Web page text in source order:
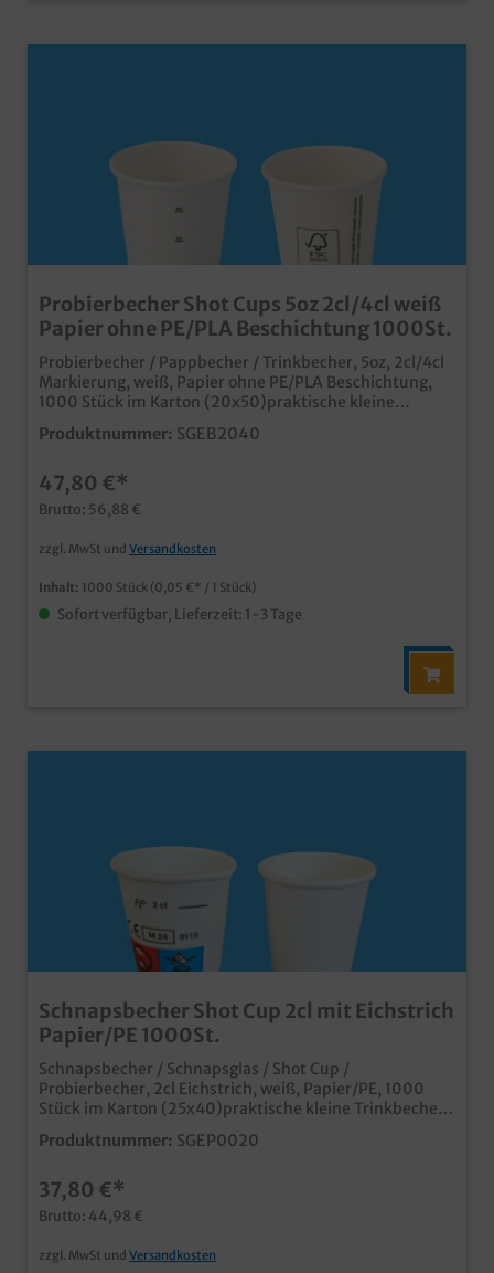
Probierbecher Shot Cups 5oz 2cl/4cl weiß
Papier ohne PE/PLA Beschichtung 1000St.
Probierbecher / Pappbecher / Trinkbecher, 5oz, 2cl/4cl
Markierung, weiß, Papier ohne PE/PLA Beschichtung,
1000 Stück im Karton (20x50)praktische kleine
Trinkbecher für Verkostungen, Probieraktionen oder
den Getränkeverkaufplastiksparend aus Papier mit
BeschichtungPapier aus nachhaltiger
Forstwirtschaftneutrales weiß, aber auch individuell
bedruckbar für Ihr Marketing
Produktnummer: SGEB2040
47,80 €*
Brutto: 56,88 €
zzgl. MwSt und Versandkosten
Inhalt: 1000 Stück (0,05 €* / 1 Stück)
Sofort verfügbar, Lieferzeit: 1-3 Tage
Schnapsbecher Shot Cup 2cl mit Eichstrich
Papier/PE 1000St.
Schnapsbecher / Schnapsglas / Shot Cup /
Probierbecher, 2cl Eichstrich, weiß, Papier/PE, 1000
Stück im Karton (25x40)praktische kleine Trinkbecher
für Verkostungen, Probieraktionen oder den
Spirituosenverkaufplastiksparend aus Papier mit PE
Logoneutrales weiß, aber auch individuell bedruckbar
für Ihr MarketingMade in Germany für kurze
Logistikwege
Produktnummer: SGEP0020
37,80 €*
Brutto: 44,98 €
zzgl. MwSt und Versandkosten